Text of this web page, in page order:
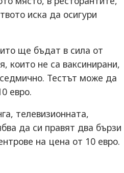
иска да осигури
ще бъдат в сила от
които не са ваксинирани,
Тестът може да
евро.
телевизионната,
да си правят два бързи
на цена от 10 евро.